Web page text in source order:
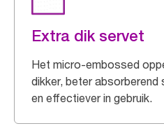
Extra dik servet
Het micro-embossed
dikker, beter
en effectiever in gebruik.